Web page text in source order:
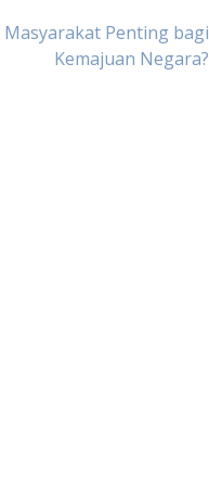
Penting bagi
Kemajuan Negara?